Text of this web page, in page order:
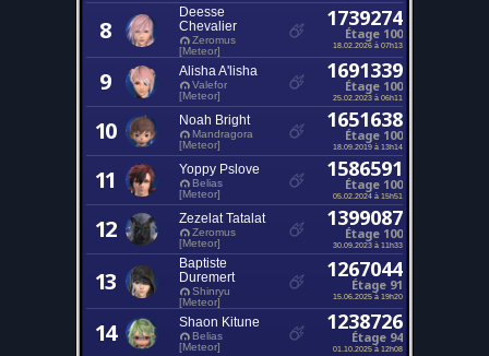
8
Deesse
Chevalier
Zeromus
[Meteor]
1739274
Étage 100
18.02.2026 à 07h13
9 Alisha A'lisha
Valefor
[Meteor]
1691339
Étage 100
25.02.2023 à 06h11
10 Noah Bright
Mandragora
[Meteor]
1651638
Étage 100
18.09.2019 à 13h14
11 Yoppy Pslove
Belias
[Meteor]
1586591
Étage 100
05.02.2024 à 15h51
12 Zezelat Tatalat
Zeromus
[Meteor]
1399087
Étage 100
30.09.2023 à 11h33
13
Baptiste
Duremert
Shinryu
[Meteor]
1267044
Étage 91
15.06.2025 à 19h20
14 Shaon Kitune
Belias
[Meteor]
1238726
Étage 94
01.10.2025 à 12h08